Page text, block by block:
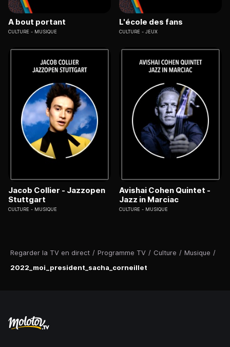
Regarder la TV en direct / Programme TV / Culture / Musique /
2022_moi_president_sacha_corneillet
A bout portant
CULTURE MUSIQUE
L'école des fans
CULTURE JEUX
Jacob Collier - Jazzopen
Stuttgart
CULTURE MUSIQUE
Avishai Cohen Quintet -
Jazz in Marciac
CULTURE MUSIQUE